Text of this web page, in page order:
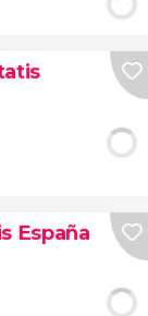
España